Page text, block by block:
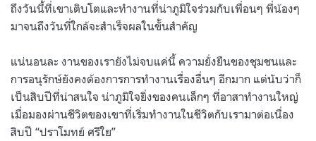
ถึงวันนี้ที่เขาเติบโตและทำงานที่น่าภูมิใจร่วมกับเพื่อนๆ พี่น้องๆ
มาจนถึงวันที่ใกล้จะสำเร็จผลในขั้นสำคัญ
แน่นอนละ งานของเรายังไม่จบแค่นี้ ความยั่งยืนของชุมชนและ
การอนุรักษ์ยังคงต้องการการทำงานเรื่องอื่นๆ อีกมาก แต่นับว่าก็
เป็นสิบปีที่น่าสนใจ น่าภูมิใจยิ่งของคนเล็กๆ ที่อาสาทำงานใหญ่
เมื่อมองผ่านชีวิตของเขาที่เริ่มทำงานในชีวิตกับเรามาต่อเนื่อง
สิบปี “ปราโมทย์ ศรีใย”